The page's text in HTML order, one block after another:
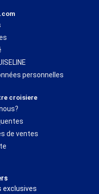
personnelles
croisiere
de ventes
exclusives